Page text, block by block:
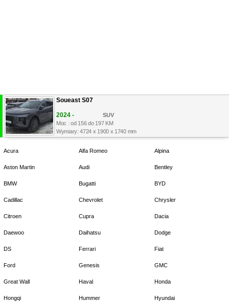
Soueast S07
2024 -
SUV
Moc : od 156 do 197 KM
Wymiary: 4724 x 1900 x 1740 mm
Acura Alfa Romeo Alpina
Aston Martin Audi Bentley
BMW Bugatti BYD
Cadillac Chevrolet Chrysler
Citroen Cupra Dacia
Daewoo Daihatsu Dodge
DS Ferrari Fiat
Ford Genesis GMC
Great Wall Haval Honda
Hongqi Hummer Hyundai